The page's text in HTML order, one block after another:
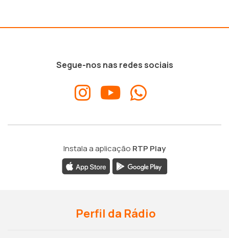
Segue-nos nas redes sociais
Instala a aplicação RTP Play
Perfil da Rádio